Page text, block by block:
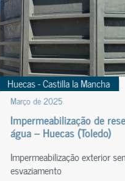
Huecas - Castilla la Mancha
Março de 2025
Impermeabilização de
água – Huecas (Toledo)
Impermeabilização exterior
esvaziamento